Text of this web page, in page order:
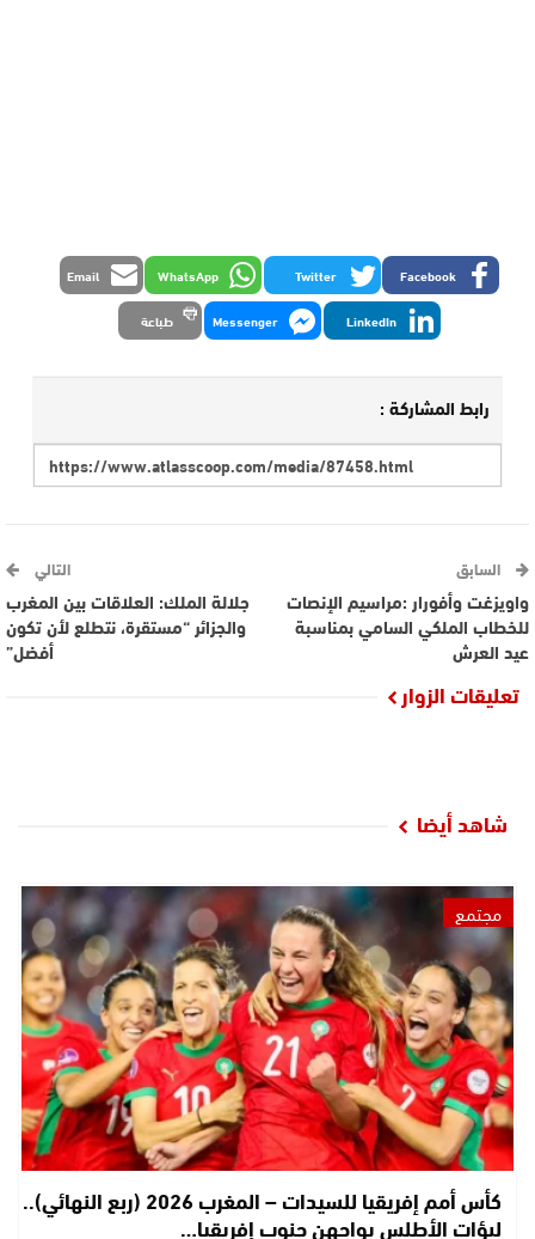
Facebook
Twitter
WhatsApp
Email
LinkedIn
Messenger طباعة
رابط المشاركة :
السابق
واويزغت وأفورار :مراسيم الإنصات
للخطاب الملكي السامي بمناسبة
عيد العرش
التالي
جلالة الملك: العلاقات بين المغرب
والجزائر “مستقرة، نتطلع لأن تكون
أفضل”
تعليقات الزوار
شاهد أيضا
مجتمع
كأس أمم إفريقيا للسيدات – المغرب 2026 (ربع النهائي)..
لبؤات الأطلس يواجهن جنوب إفريقيا…